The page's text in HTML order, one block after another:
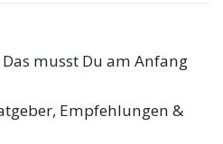
Das musst Du am Anfang
Empfehlungen &